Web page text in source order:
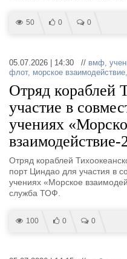
50 0 0
05.07.2026 | 14:30 // вмф,
флот, морское взаимодействие,
Отряд
участие в
учениях
взаимодействие-
Отряд кораблей
порт Циндао для участия в
учениях «Морское
служба ТОФ.
100 0 0